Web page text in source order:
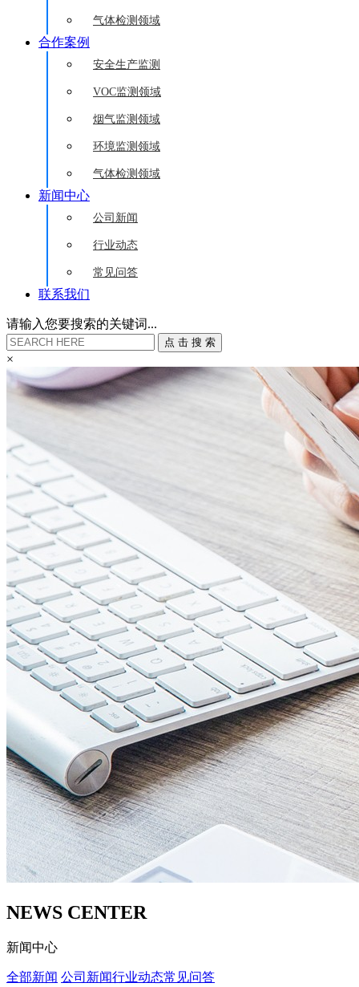
气体检测领域
合作案例
安全生产监测
VOC监测领域
烟气监测领域
环境监测领域
气体检测领域
新闻中心
公司新闻
行业动态
常见问答
联系我们
请输入您要搜索的关键词...
点 击 搜 索
×
NEWS CENTER
新闻中心
全部新闻 公司新闻行业动态常见问答